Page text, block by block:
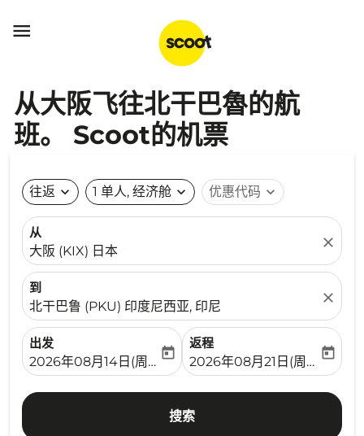

从大阪飞往北干巴魯的航
班。 Scoot的机票
往返 expand_more 1 单人, 经济舱 expand_more 优惠代码 expand_more
从
大阪 (KIX) 日本
close
到
北干巴鲁 (PKU) 印度尼西亚, 印尼
close
出发
fc-booking-departure-date-aria-label
2026年08月14日(周五)
today
返程
fc-booking-return-date-
2026年08月21日(周五)
today
搜索